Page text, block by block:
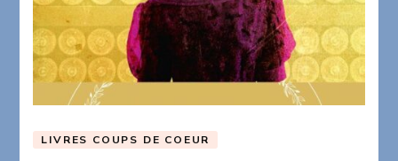
LIVRES COUPS DE COEUR